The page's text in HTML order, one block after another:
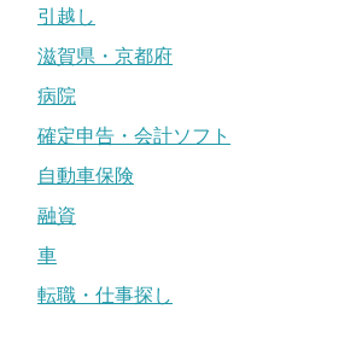
引越し
滋賀県・京都府
病院
確定申告・会計ソフト
自動車保険
融資
車
転職・仕事探し